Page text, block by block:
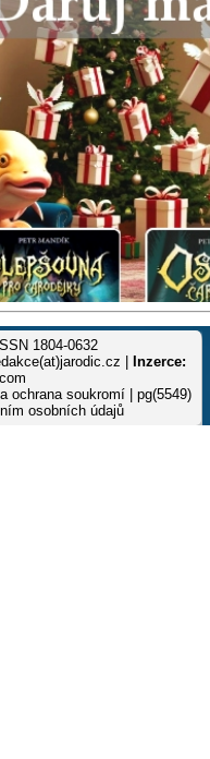
1804-0632
|
Inzerce:
ochrana soukromí | pg(5549)
osobních údajů